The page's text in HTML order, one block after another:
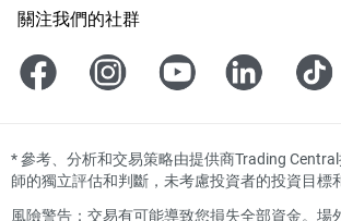
關注我們的社群
*參考、分析和交易策略由提供商Trading
師的獨立評估和判斷，未考慮投資者的投資目標
風險警告：交易有可能導致您損失全部資金。場